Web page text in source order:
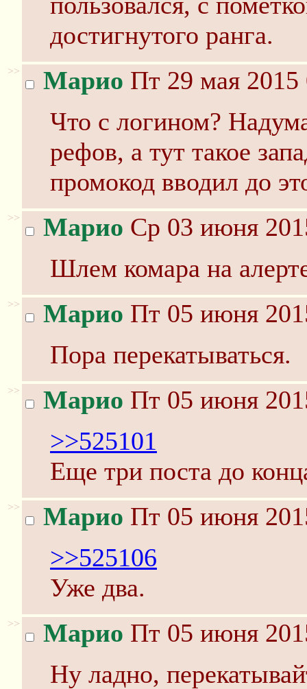
достигнутого ранга.
>> Марио Пт 29 мая 2015
Что с логином?
рефов, а тут такое
промокод вводил до
>> Марио Ср 03 июня
Шлем комара на
>> Марио Пт 05 июня
Пора перекатываться.
>> Марио Пт 05 июня
>>525101
Еще три поста до
>> Марио Пт 05 июня
>>525106
Уже два.
>> Марио Пт 05 июня
Ну ладно,